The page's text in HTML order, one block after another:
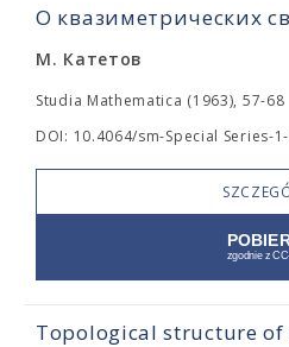
О квазиметрических
М. Катетов
Studia Mathematica (1963), 57-68
DOI: 10.4064/sm-Special Series-
Topological structure